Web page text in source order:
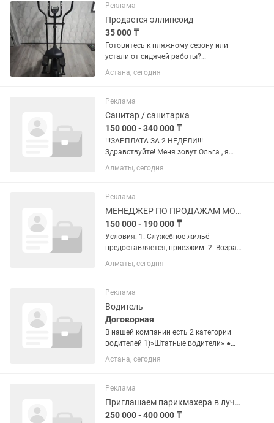
на услуги...
Реклама
Продается эллипсоид
35 000 ₸
Готовитесь к пляжному сезону или
устали от сидячей работы?
Эллиптический тренажер GF Power
ждет именно вас!• Плавный ход
нагрузки (от "легкой прогулки" до "я...
Астана, сегодня
Реклама
Санитар / санитарка
150 000 - 340 000 ₸
!!!ЗАРПЛАТА ЗА 2 НЕДЕЛИ!!!
Здравствуйте! Меня зовут Ольга , я
являюсь сотрудником кадрового
отдела компании “Серебряный Век”.
Международная компания
“Серебряный век”...
Алматы, сегодня
Реклама
МЕНЕДЖЕР ПО ПРОДАЖАМ МОБИЛЬНОЙ ТЕХНИКИ
150 000 - 190 000 ₸
Условия: 1. Служебное жильё
предоставляется, приезжим. 2. Возраст
не имеет значения ( по студентам
набор закончен) 3. Одновременно
должность. 4. В наличии есть...
Алматы, сегодня
Реклама
Водитель
Договорная
В нашей компании есть 2 категории
водителей 1)»Штатные водители» ●
График у штатного водителя 6/1
выходной выбирают сами в какой день
Заменяющие водители это в...
Астана, сегодня
Реклама
Приглашаем парикмахера в лучший коллектив, работать и развиваться
250 000 - 400 000 ₸